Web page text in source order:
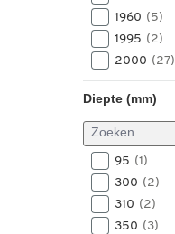
1960 (5)
1995 (2)
2000 (27)
Diepte (mm)
95 (1)
300 (2)
310 (2)
350 (3)